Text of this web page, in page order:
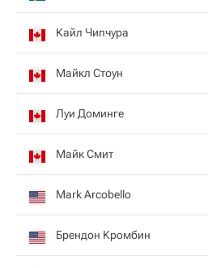
Кайл Чипчура
Майкл Стоун
Луи Доминге
Майк Смит
Mark Arcobello
Брендон Кромбин